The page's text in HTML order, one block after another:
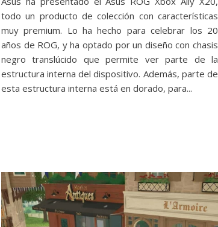
todo un producto de colección con características
muy premium. Lo ha hecho para celebrar los 20
años de ROG, y ha optado por un diseño con chasis
negro translúcido que permite ver parte de la
estructura interna del dispositivo. Además, parte de
esta estructura interna está en dorado, para...